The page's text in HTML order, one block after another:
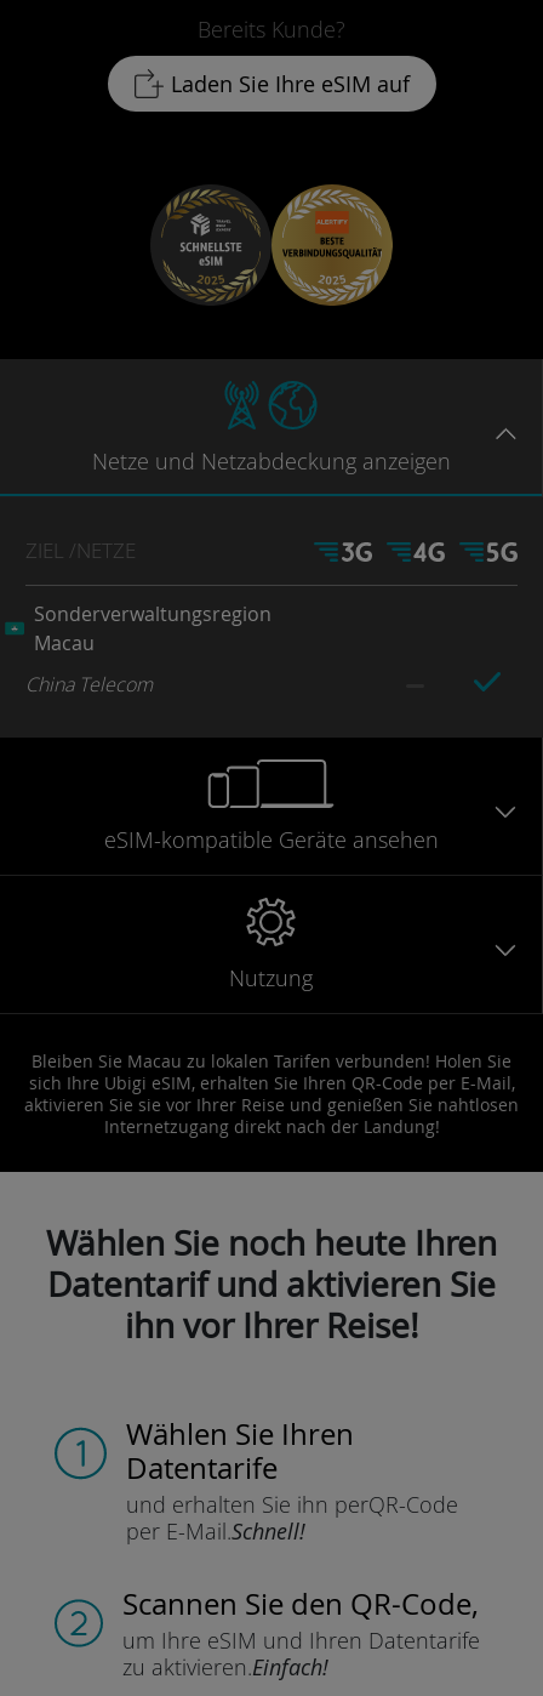
Bereits Kunde?
Laden Sie Ihre eSIM auf
Netze und Netzabdeckung anzeigen
ZIEL /NETZE
Sonderverwaltungsregion
Macau
China Telecom
eSIM-kompatible Geräte ansehen
Nutzung
Bleiben Sie Macau zu lokalen Tarifen verbunden! Holen Sie
sich Ihre Ubigi eSIM, erhalten Sie Ihren QR-Code per E-Mail,
aktivieren Sie sie vor Ihrer Reise und genießen Sie nahtlosen
Internetzugang direkt nach der Landung!
Wählen Sie noch heute Ihren
Datentarif und aktivieren Sie
ihn vor Ihrer Reise!
Wählen Sie Ihren
Datentarife
und erhalten Sie ihn perQR-Code
per E-Mail.Schnell!
Scannen Sie den QR-Code,
um Ihre eSIM und Ihren Datentarife
zu aktivieren.Einfach!